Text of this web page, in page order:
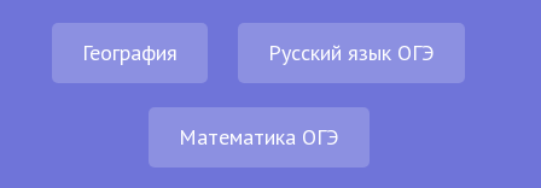
География Русский язык ОГЭ
Математика ОГЭ